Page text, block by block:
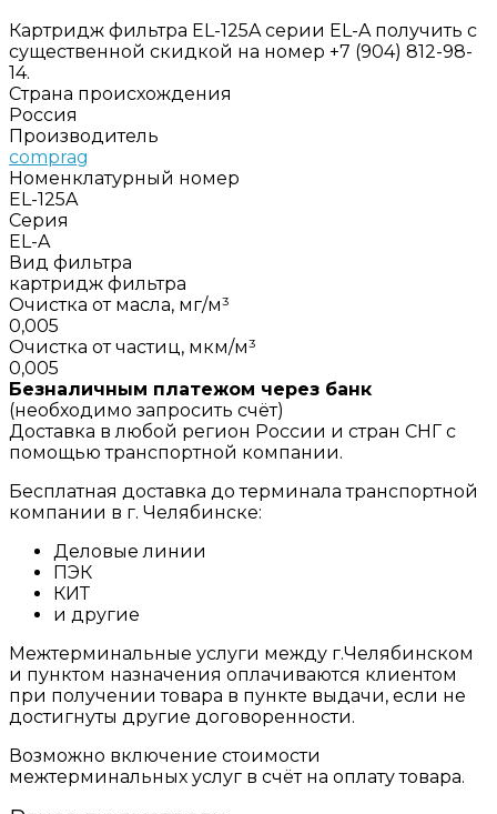
Картридж фильтра EL-125A серии EL-A получить с
существенной скидкой на номер +7 (904) 812-98-
14.
Страна происхождения
Россия
Производитель
comprag
Номенклатурный номер
EL-125A
Серия
EL-A
Вид фильтра
картридж фильтра
Очистка от масла, мг/м³
0,005
Очистка от частиц, мкм/м³
0,005
Безналичным платежом через банк
(необходимо запросить счёт)
Доставка в любой регион России и стран СНГ с
помощью транспортной компании.
Бесплатная доставка до терминала транспортной
компании в г. Челябинске:
Деловые линии
ПЭК
КИТ
и другие
Межтерминальные услуги между г.Челябинском
и пунктом назначения оплачиваются клиентом
при получении товара в пункте выдачи, если не
достигнуты другие договоренности.
Возможно включение стоимости
межтерминальных услуг в счёт на оплату товара.